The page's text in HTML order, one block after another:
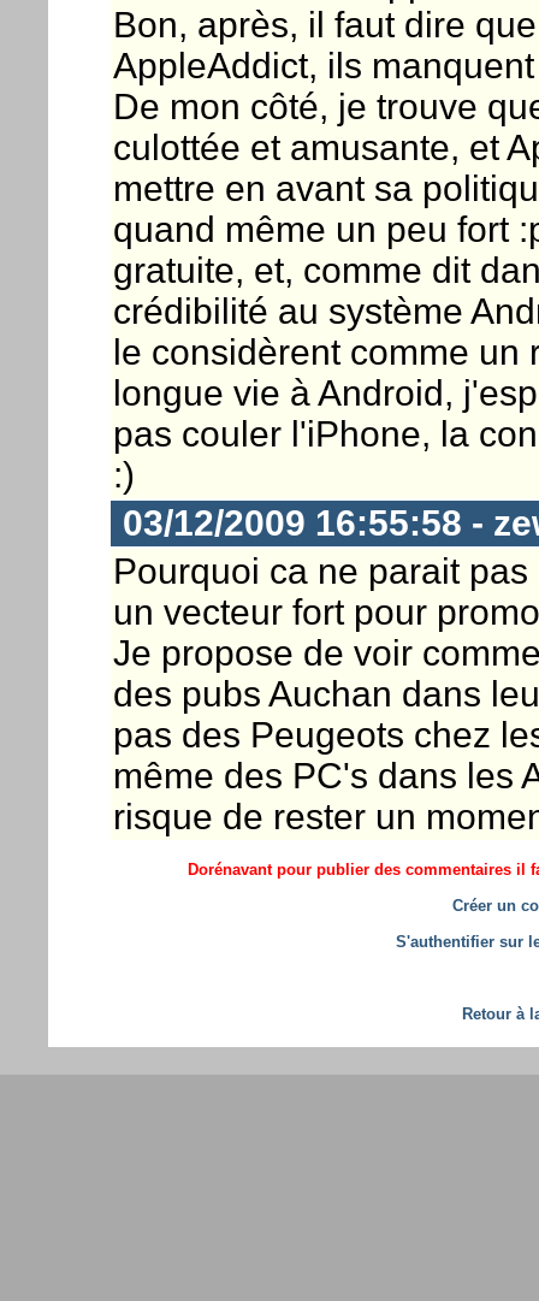
Bon, après, il faut dire
AppleAddict, ils
De mon côté, je trouve
culottée et amusante, et
mettre en avant sa
quand même un peu fort
gratuite, et, comme dit
crédibilité au système
le considèrent comme un
longue vie à Android,
pas couler l'iPhone, la
:)
03/12/2009 16:55:58 -
Pourquoi ca ne parait
un vecteur fort pour
Je propose de voir
des pubs Auchan dans
pas des Peugeots chez
même des PC's dans les
risque de rester un
Dorénavant pour publier des commentaires il
Créer un
S'authentifier sur
Retour à